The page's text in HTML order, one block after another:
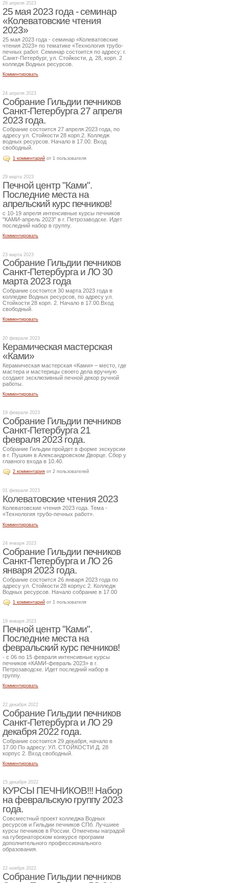
26 апреля 2023
25 мая 2023 года - семинар
«Колеватовские чтения
2023»
25 мая 2023 года - семинар «Колеватовские
чтения 2023» по тематике «Технология трубо-
печных работ. Семинар состоится по адресу: г.
Санкт-Петербург, ул. Стойкости, д. 28, корп. 2
колледж Водных ресурсов.
Комментировать
24 апреля 2023
Собрание Гильдии печников
Санкт-Петербурга 27 апреля
2023 года.
Собрание состоится 27 апреля 2023 года, по
адресу ул. Стойкости 28 корп.2. Колледж
водных ресурсов. Начало в 17.00. Вход
свободный.
1 комментарий от 1 пользователя
29 марта 2023
Печной центр "Ками".
Последние места на
апрельский курс печников!
с 10-19 апреля интенсивные курсы печников
"КАМИ-апрель 2023" в г. Петрозаводске. Идет
последний набор в группу.
Комментировать
23 марта 2023
Собрание Гильдии печников
Санкт-Петербурга и ЛО 30
марта 2023 года
Собрание состоится 30 марта 2023 года в
колледже Водных ресурсов, по адресу ул.
Стойкости 28 корп. 2. Начало в 17.00.Вход
свободный.
Комментировать
20 февраля 2023
Керамическая мастерская
«Ками»
Керамическая мастерская «Ками» – место, где
мастера и мастерицы своего дела вручную
создают эксклюзивный печной декор ручной
работы.
Комментировать
19 февраля 2023
Собрание Гильдии печников
Санкт-Петербурга 21
февраля 2023 года.
Собрание Гильдии пройдет в форме экскурсии
в г. Пушкин в Александровском Дворце. Сбор у
главного входа в 10.40.
2 комментария от 2 пользователей
01 февраля 2023
Колеватовские чтения 2023
Колеватовские чтения 2023 года. Тема -
«Технология трубо-печных работ».
Комментировать
24 января 2023
Собрание Гильдии печников
Санкт-Петербурга и ЛО 26
января 2023 года.
Собрание состоится 26 января 2023 года по
адресу ул. Стойкости 28 корпус 2. Колледж
Водных ресурсов. Начало собрание в 17.00
1 комментарий от 1 пользователя
19 января 2023
Печной центр "Ками".
Последние места на
февральский курс печников!
- с 06 по 15 февраля интенсивные курсы
печников «КАМИ-февраль 2023» в г.
Петрозаводске. Идет последний набор в
группу.
Комментировать
22 декабря 2022
Собрание Гильдии печников
Санкт-Петербурга и ЛО 29
декабря 2022 года.
Собрание состоится 29 декабря, начало в
17.00 По адресу: УЛ. СТОЙКОСТИ Д. 28
корпус 2. Вход свободный.
Комментировать
15 декабря 2022
КУРСЫ ПЕЧНИКОВ!!! Набор
на февральскую группу 2023
года.
Совсместный проект колледжа Водных
ресурсов и Гильдии печников СПб. Лучшиее
курсы печников в России. Отмечены наградой
на губернаторском конкурсе программ
дополнительного профессионального
образования.
22 ноября 2022
Собрание Гильдии печников